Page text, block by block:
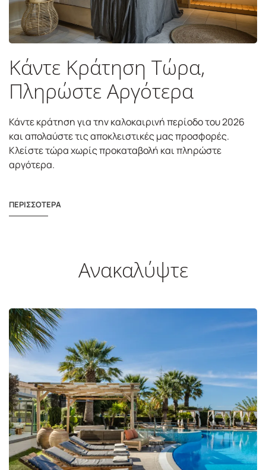
Κάντε Κράτηση Τώρα,
Πληρώστε Αργότερα
Κάντε κράτηση για την καλοκαιρινή περίοδο του 2026
και απολαύστε τις αποκλειστικές μας προσφορές.
Κλείστε τώρα χωρίς προκαταβολή και πληρώστε
αργότερα.
ΠΕΡΙΣΣΟΤΕΡΑ
Ανακαλύψτε